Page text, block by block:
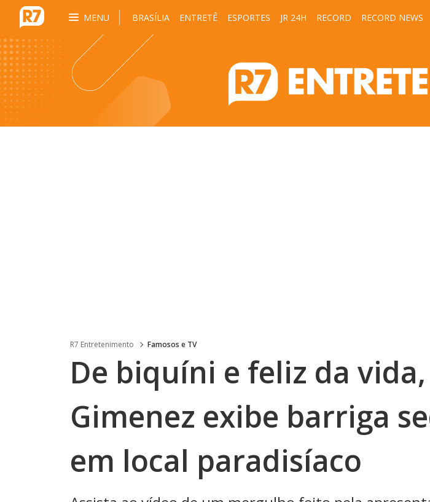
MENU BRASÍLIA ENTRETÊ ESPORTES JR 24H RECORD RECORD NEWS
R7 Entretenimento Famosos e TV
De biquíni e feliz da
Gimenez exibe barriga
em local paradisíaco